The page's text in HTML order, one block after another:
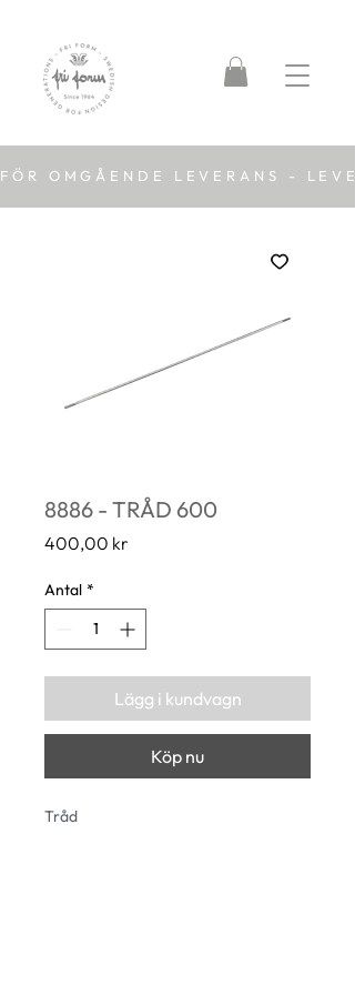
FÖR OMGÅENDE LEVERANS -
8886 - TRÅD 600
400,00 kr
Antal *
Lägg i kundvagn
Köp nu
Tråd